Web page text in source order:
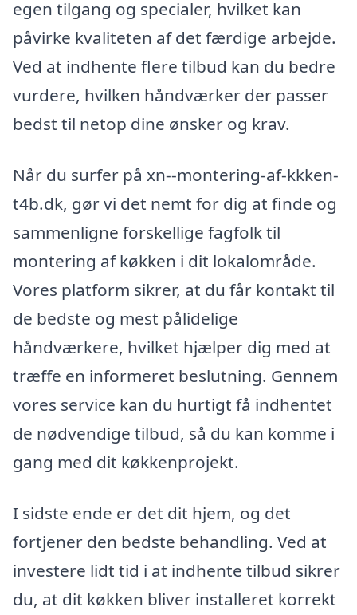
egen tilgang og specialer, hvilket kan
påvirke kvaliteten af det færdige arbejde.
Ved at indhente flere tilbud kan du bedre
vurdere, hvilken håndværker der passer
bedst til netop dine ønsker og krav.
Når du surfer på xn--montering-af-kkken-
t4b.dk, gør vi det nemt for dig at finde og
sammenligne forskellige fagfolk til
montering af køkken i dit lokalområde.
Vores platform sikrer, at du får kontakt til
de bedste og mest pålidelige
håndværkere, hvilket hjælper dig med at
træffe en informeret beslutning. Gennem
vores service kan du hurtigt få indhentet
de nødvendige tilbud, så du kan komme i
gang med dit køkkenprojekt.
I sidste ende er det dit hjem, og det
fortjener den bedste behandling. Ved at
investere lidt tid i at indhente tilbud sikrer
du, at dit køkken bliver installeret korrekt